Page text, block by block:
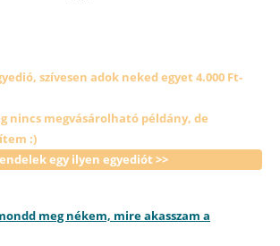
szívesen adok neked egyet 4.000 Ft-
nincs megvásárolható példány, de
:)
egy ilyen egyediót >>
meg nékem, mire akasszam a